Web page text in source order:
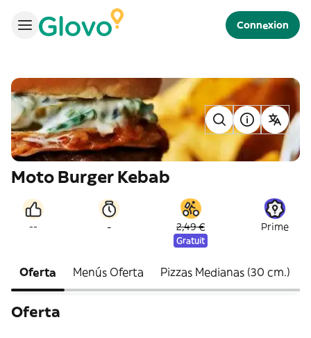
Connexion
Moto Burger Kebab
-- - 2,49 €
Gratuit
Prime
Oferta Menús Oferta Pizzas Medianas (30 cm.)
Oferta